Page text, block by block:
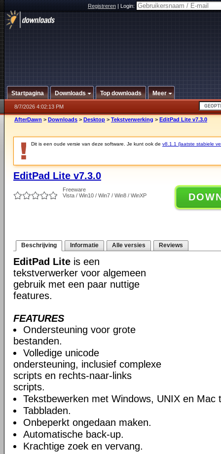
Registreren|Login:
Startpagina Downloads Top downloads Meer
8/7/2026 4:02:13 PM
AfterDawn > Downloads > Desktop > Tekstverwerking > EditPad Lite v7.3.0
Dit is een oude versie van deze software. Je kunt ook de v8.1.1 (laatste stabiele
EditPad Lite v7.3.0
Freeware
Vista / Win10 / Win7 / Win8 / WinXP
Beschrijving Informatie Alle versies Reviews
EditPad Lite is een
tekstverwerker voor algemeen
gebruik met een paar nuttige
features.
FEATURES
Ondersteuning voor grote
bestanden.
Volledige unicode
ondersteuning, inclusief complexe
scripts en rechts-naar-links
scripts.
Tekstbewerken met Windows, UNIX en Mac
Tabbladen.
Onbeperkt ongedaan maken.
Automatische back-up.
Krachtige zoek en vervang.